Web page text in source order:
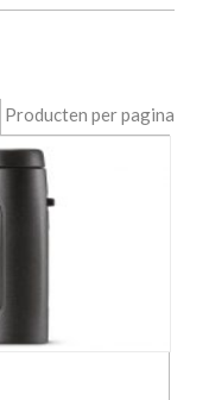
Producten per pagina